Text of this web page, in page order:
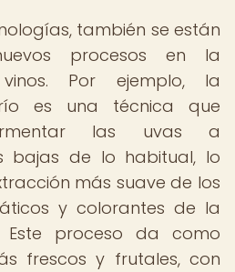
también se están
procesos en la
Por ejemplo, la
es una técnica que
las uvas a
bajas de lo habitual, lo
más suave de los
y colorantes de la
proceso da como
frescos y frutales, con